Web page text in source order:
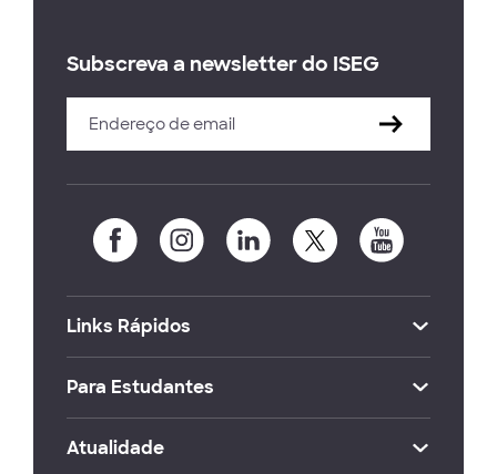
Subscreva a newsletter do ISEG
Links Rápidos
Para Estudantes
Atualidade